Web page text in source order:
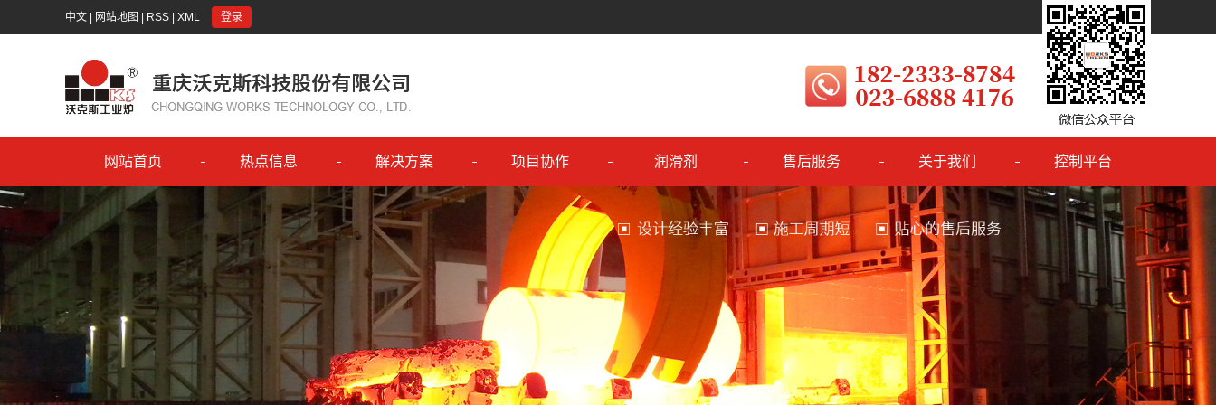
中文 网站地图 RSS XML 登录
网站首页 热点信息 解决方案 项目协作 润滑剂 售后服务 关于我们 控制平台